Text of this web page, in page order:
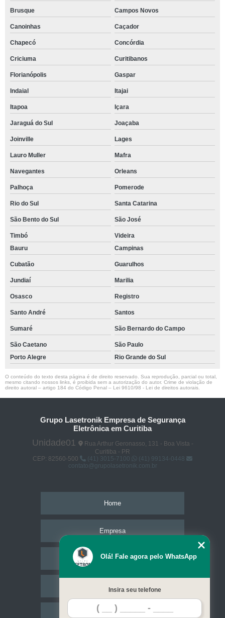
Brusque Campos Novos
Canoinhas Caçador
Chapecó Concórdia
Criciuma Curitibanos
Florianópolis Gaspar
Indaial Itajai
Itapoa Içara
Jaraguá do Sul Joaçaba
Joinville Lages
Lauro Muller Mafra
Navegantes Orleans
Palhoça Pomerode
Rio do Sul Santa Catarina
São Bento do Sul São José
Timbó
Videira
Bauru
Campinas
Cubatão Guarulhos
Jundiaí Marilia
Osasco Registro
Santo André Santos
Sumaré São Bernardo do Campo
São Caetano
São Paulo
Porto Alegre
Rio Grande do Sul
O conteúdo do texto desta página é de direito reservado. Sua reprodução, parcial ou total,
mesmo citando nossos links, é proibida sem a autorização do autor. Crime de violação de
direito autoral – artigo 184 do Código Penal – Lei 9610/98 - Lei de direitos autorais
Grupo Lasetronik Empresa de Segurança
Eletrônica em Curitiba
Unidade01
Rua Arthur Geronasso, 131 - Boa Vista -
Curitiba - PR
CEP: 82560-500
(41) 3015-7100
(41) 99134-0448
contato@grupolasetronik.com.br
Home
Empresa
Missão
Serviços
Contato
Olá! Fale agora pelo WhatsApp
Insira seu telefone